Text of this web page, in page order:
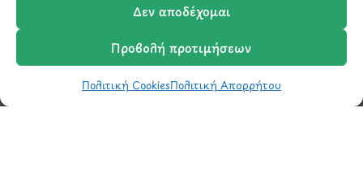
Δεν αποδέχομαι
Προβολή προτιμήσεων
Πολιτική CookiesΠολιτική Απορρήτου
210 6522282
info@ypografi.com
ΚαλάθιΣύγκριση
Ο Λογαριασμός μου